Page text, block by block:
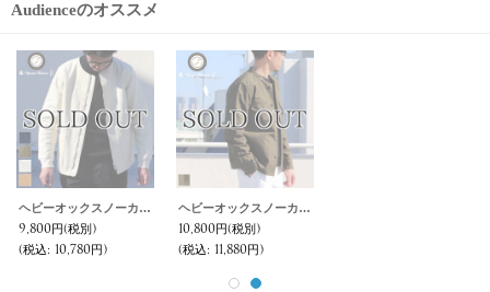
Audienceのオススメ
ヘビーオックスノーカラージップジャケット【MADE IN JAPAN】『日本製』/ Upscape Audience
9,800円(税別)
(税込: 10,780円)
ヘビーオックスノーカラーフィールドジャケット【MADE IN JAPAN】『日本製』/ Upscape Audience
10,800円(税別)
(税込: 11,880円)